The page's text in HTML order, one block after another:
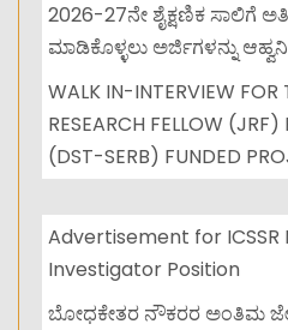
2026-27ನೇ ಶೈಕ್ಷಣಿಕ ಸಾಲಿಗೆ
ಮಾಡಿಕೊಳ್ಳಲು ಅರ್ಜಿಗಳನ್ನು
WALK IN-INTERVIEW FOR
RESEARCH FELLOW
(DST-SERB) FUNDED
Advertisement for ICSSR
Investigator Position
ಬೋಧಕೇತರ ನೌಕರರ ಅಂತಿಮ